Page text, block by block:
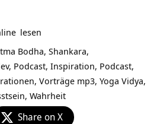
lesen
Bodha, Shankara,
Podcast, Inspiration, Podcast,
Vorträge mp3, Yoga Vidya,
Wahrheit
Share on X